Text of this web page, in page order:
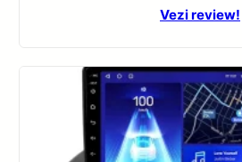
Vezi review!